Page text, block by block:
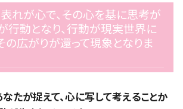
れが心で、その心を基に思考が
行動となり、行動が現実世界に
の広がりが還って現象となりま
たが捉えて、心に写して考えることか